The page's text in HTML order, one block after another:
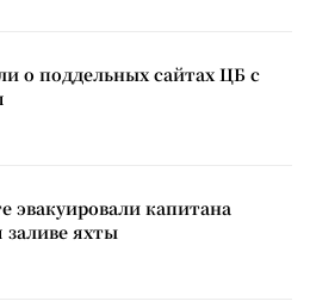
о поддельных сайтах ЦБ с
эвакуировали капитана
яхты